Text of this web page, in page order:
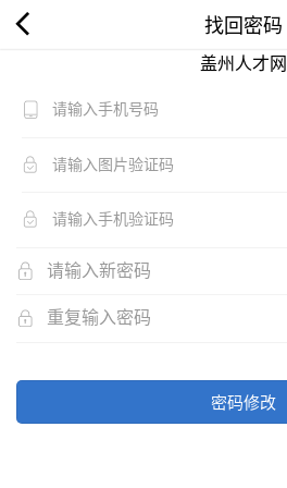
找回密码
盖州人才网
密码修改